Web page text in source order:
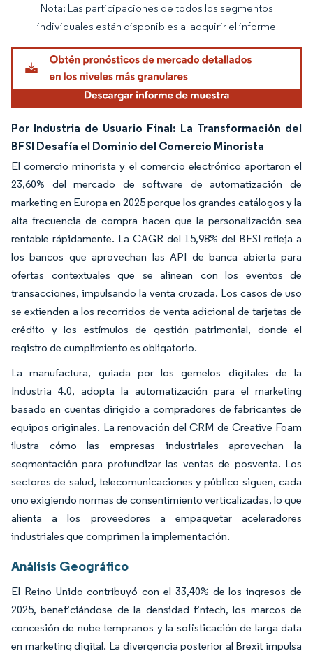
Imagen © Mordor Intelligence. El uso requiere atribución según CC BY 4.0.
Nota: Las participaciones de todos los segmentos
individuales están disponibles al adquirir el informe
Por Industria de Usuario Final: La Transformación del
BFSI Desafía el Dominio del Comercio Minorista
El comercio minorista y el comercio electrónico aportaron el
23,60% del mercado de software de automatización de
marketing en Europa en 2025 porque los grandes catálogos y la
alta frecuencia de compra hacen que la personalización sea
rentable rápidamente. La CAGR del 15,98% del BFSI refleja a
los bancos que aprovechan las API de banca abierta para
ofertas contextuales que se alinean con los eventos de
transacciones, impulsando la venta cruzada. Los casos de uso
se extienden a los recorridos de venta adicional de tarjetas de
crédito y los estímulos de gestión patrimonial, donde el
registro de cumplimiento es obligatorio.
La manufactura, guiada por los gemelos digitales de la
Industria 4.0, adopta la automatización para el marketing
basado en cuentas dirigido a compradores de fabricantes de
equipos originales. La renovación del CRM de Creative Foam
ilustra cómo las empresas industriales aprovechan la
segmentación para profundizar las ventas de posventa. Los
sectores de salud, telecomunicaciones y público siguen, cada
uno exigiendo normas de consentimiento verticalizadas, lo que
alienta a los proveedores a empaquetar aceleradores
industriales que comprimen la implementación.
Análisis Geográfico
El Reino Unido contribuyó con el 33,40% de los ingresos de
2025, beneficiándose de la densidad fintech, los marcos de
concesión de nube tempranos y la sofisticación de larga data
en marketing digital. La divergencia posterior al Brexit impulsa